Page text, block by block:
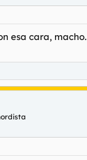
esa cara,